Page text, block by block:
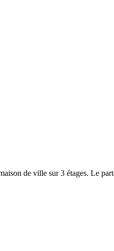
de ville sur 3 étages. Le